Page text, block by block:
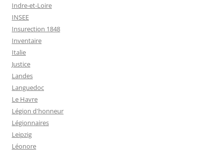
Indre-et-Loire
INSEE
Insurection 1848
Inventaire
Italie
Justice
Landes
Languedoc
Le Havre
Légion d'honneur
Légionnaires
Leipzig
Léonore